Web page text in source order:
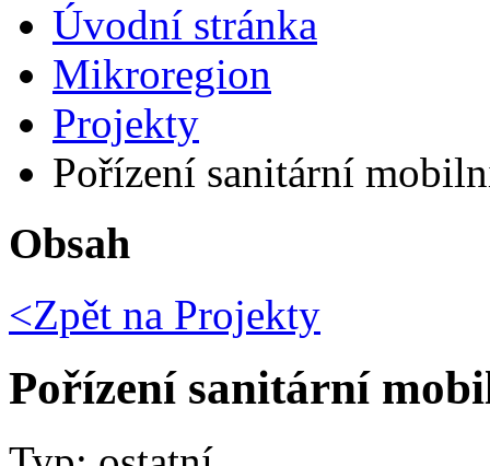
Úvodní stránka
Mikroregion
Projekty
Pořízení sanitární
Obsah
<Zpět na Projekty
Pořízení sanitární